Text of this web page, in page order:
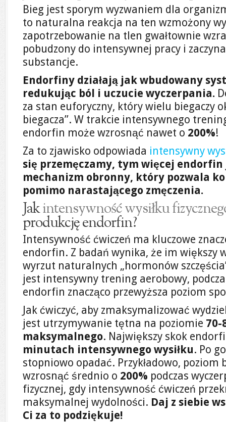
Bieg jest sporym wyzwaniem dla
to naturalna reakcja na ten wzmożony
zapotrzebowanie na tlen gwałtownie
pobudzony do intensywnej pracy i
substancje.
Endorfiny działają jak wbudowany
redukując ból i uczucie wyczerpania.
za stan euforyczny, który wielu biegaczy
biegacza”. W trakcie intensywnego
endorfin może wzrosnąć nawet o 200%!
Za to zjawisko odpowiada intensywny
się przemęczamy, tym więcej
mechanizm obronny, który pozwala
pomimo narastającego zmęczenia.
Jakintensywność wysiłku
produkcję endorfin?
Intensywność ćwiczeń ma kluczowe
endorfin. Z badań wynika, że im większy
wyrzut naturalnych „hormonów
jest intensywny trening aerobowy,
endorfin znacząco przewyższa poziom
Jak ćwiczyć, aby zmaksymalizować
jest utrzymywanie tętna na poziomie 70-
maksymalnego. Największy skok
minutach intensywnego wysiłku. Po
stopniowo opadać. Przykładowo,
wzrosnąć średnio o 200% podczas
fizycznej, gdy intensywność ćwiczeń
maksymalnej wydolności. Daj z siebie
Ci za to podziękuje!